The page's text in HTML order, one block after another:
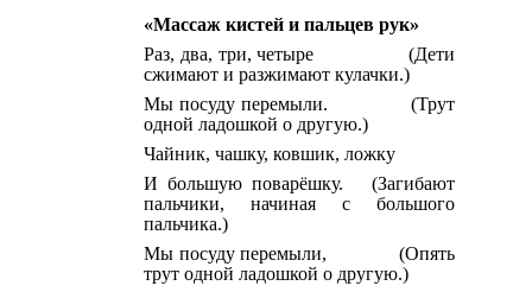
«Массаж кистей и пальцев рук»
Раз, два, три, четыре (Дети
сжимают и разжимают кулачки.)
Мы посуду перемыли. (Трут
одной ладошкой о другую.)
Чайник, чашку, ковшик, ложку
И большую поварёшку. (Загибают
пальчики, начиная с большого
пальчика.)
Мы посуду перемыли, (Опять
трут одной ладошкой о другую.)